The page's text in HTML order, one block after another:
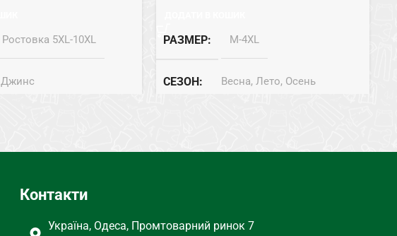
Ростовка 5XL-10XL
Джинс
РАЗМЕР M-4XL
СЕЗОН Весна, Лето, Осень
Контакти
Україна, Одеса, Промтоварний ринок 7